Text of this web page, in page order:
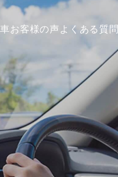
お客様の声 よくある質問